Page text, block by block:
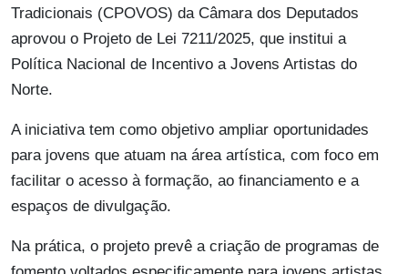
Tradicionais (CPOVOS) da Câmara dos Deputados
aprovou o Projeto de Lei 7211/2025, que institui a
Política Nacional de Incentivo a Jovens Artistas do
Norte.
A iniciativa tem como objetivo ampliar oportunidades
para jovens que atuam na área artística, com foco em
facilitar o acesso à formação, ao financiamento e a
espaços de divulgação.
Na prática, o projeto prevê a criação de programas de